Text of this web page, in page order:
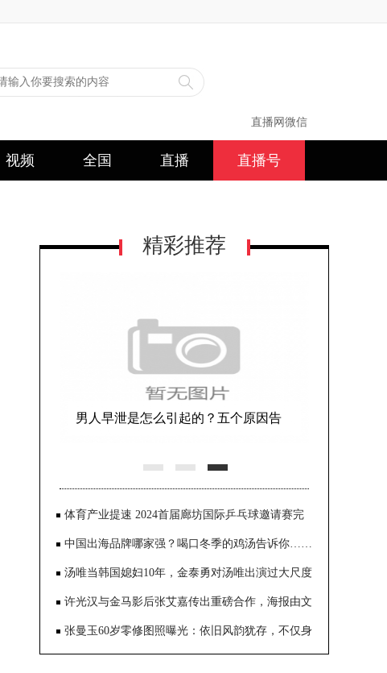
直播网微信
视频 全国 直播 直播号
精彩推荐
《庆余年2》首发剧照 张若昀、陈道明
体育产业提速 2024首届廊坊国际乒乓球邀请赛完
美收官
中国出海品牌哪家强？喝口冬季的鸡汤告诉你……
汤唯当韩国媳妇10年，金泰勇对汤唯出演过大尺度
《色戒》一点也不介意
许光汉与金马影后张艾嘉传出重磅合作，海报由文
念中亲自操刀，呈现奇幻世界观
张曼玉60岁零修图照曝光：依旧风韵犹存，不仅身